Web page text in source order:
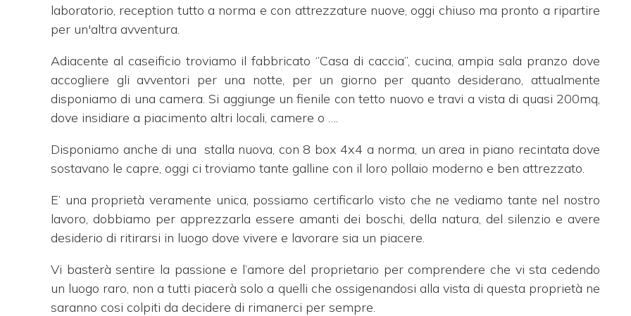
laboratorio, reception tutto a norma e con attrezzature nuove, oggi chiuso ma pronto a ripartire
per un'altra avventura.
Adiacente al caseificio troviamo il fabbricato ‘’Casa di caccia’’, cucina, ampia sala pranzo dove
accogliere gli avventori per una notte, per un giorno per quanto desiderano, attualmente
disponiamo di una camera. Si aggiunge un fienile con tetto nuovo e travi a vista di quasi 200mq,
dove insidiare a piacimento altri locali, camere o ….
Disponiamo anche di una stalla nuova, con 8 box 4x4 a norma, un area in piano recintata dove
sostavano le capre, oggi ci troviamo tante galline con il loro pollaio moderno e ben attrezzato.
E’ una proprietà veramente unica, possiamo certificarlo visto che ne vediamo tante nel nostro
lavoro, dobbiamo per apprezzarla essere amanti dei boschi, della natura, del silenzio e avere
desiderio di ritirarsi in luogo dove vivere e lavorare sia un piacere.
Vi basterà sentire la passione e l’amore del proprietario per comprendere che vi sta cedendo
un luogo raro, non a tutti piacerà solo a quelli che ossigenandosi alla vista di questa proprietà ne
saranno cosi colpiti da decidere di rimanerci per sempre.